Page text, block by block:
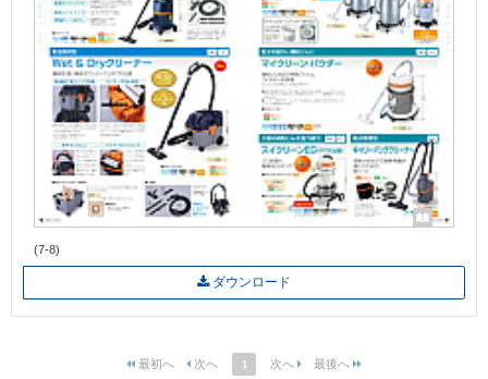
(7-8)
ダウンロード
1